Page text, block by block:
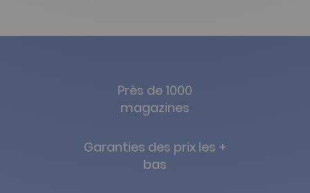
Près de 1000
magazines
Garanties des prix les +
bas